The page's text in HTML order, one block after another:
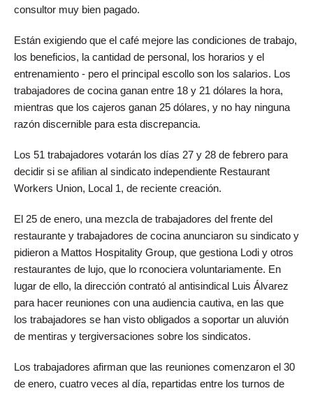
consultor muy bien pagado.
Están exigiendo que el café mejore las condiciones de trabajo,
los beneficios, la cantidad de personal, los horarios y el
entrenamiento - pero el principal escollo son los salarios. Los
trabajadores de cocina ganan entre 18 y 21 dólares la hora,
mientras que los cajeros ganan 25 dólares, y no hay ninguna
razón discernible para esta discrepancia.
Los 51 trabajadores votarán los días 27 y 28 de febrero para
decidir si se afilian al sindicato independiente Restaurant
Workers Union, Local 1, de reciente creación.
El 25 de enero, una mezcla de trabajadores del frente del
restaurante y trabajadores de cocina anunciaron su sindicato y
pidieron a Mattos Hospitality Group, que gestiona Lodi y otros
restaurantes de lujo, que lo rconociera voluntariamente. En
lugar de ello, la dirección contrató al antisindical Luis Álvarez
para hacer reuniones con una audiencia cautiva, en las que
los trabajadores se han visto obligados a soportar un aluvión
de mentiras y tergiversaciones sobre los sindicatos.
Los trabajadores afirman que las reuniones comenzaron el 30
de enero, cuatro veces al día, repartidas entre los turnos de